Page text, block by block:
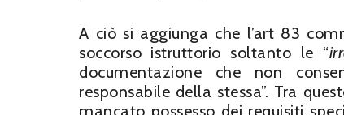
A ciò si aggiunga che l’art 83
soccorso istruttorio soltanto le “
documentazione che non
responsabile della stessa”. Tra
mancato possesso dei requisiti